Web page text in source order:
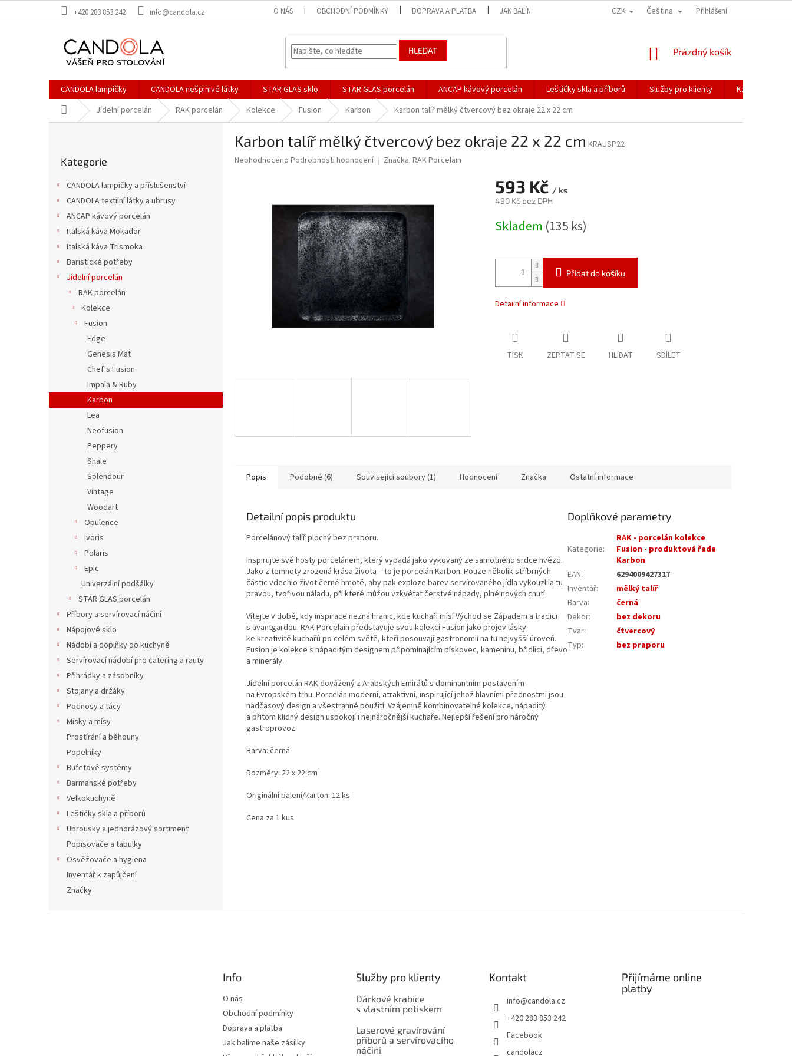
+420 283 853 242 info@candola.cz O NÁS OBCHODNÍ PODMÍNKY DOPRAVA A PLATBA JAK BALÍME NAŠE ZÁSILKY PŘEPRAVA KŘEHKÉHO ZBOŽÍ KORESPONDENČNÍ
CZK Čeština Přihlášení
HLEDAT
NÁKUPNÍ
Prázdný košík
CANDOLA lampičky CANDOLA nešpinivé látky STAR GLAS sklo STAR GLAS porcelán ANCAP kávový porcelán Leštičky skla a příborů Služby pro klienty
Katalogy
Domů Jídelní porcelán RAK porcelán Kolekce Fusion Karbon Karbon talíř mělký čtvercový bez okraje 22 x 22 cm
kategorie
Kategorie
CANDOLA lampičky a příslušenství
CANDOLA textilní látky a ubrusy
ANCAP kávový porcelán
Italská káva Mokador
Italská káva Trismoka
Baristické potřeby
Jídelní porcelán
RAK porcelán
Kolekce
Fusion
Edge
Genesis Mat
Chef's Fusion
Impala & Ruby
Karbon
Lea
Neofusion
Peppery
Shale
Splendour
Vintage
Woodart
Opulence
Ivoris
Polaris
Epic
Univerzální podšálky
STAR GLAS porcelán
Příbory a servírovací náčiní
Nápojové sklo
Nádobí a doplňky do kuchyně
Servírovací nádobí pro catering a rauty
Přihrádky a zásobníky
Stojany a držáky
Podnosy a tácy
Misky a mísy
Prostírání a běhouny
Popelníky
Bufetové systémy
Barmanské potřeby
Velkokuchyně
Leštičky skla a příborů
Ubrousky a jednorázový sortiment
Popisovače a tabulky
Osvěžovače a hygiena
Inventář k zapůjčení
Značky
Karbon talíř mělký čtvercový bez okraje 22 x 22 cm KRAUSP22
Průměrné
Neohodnoceno Podrobnosti hodnocení Značka: RAK Porcelain
593 Kč / ks
490 Kč bez DPH
cena:
Skladem (135 ks)
Přidat do košíku
Detailní informace
TISK ZEPTAT SE HLÍDAT SDÍLET
Popis Podobné (6) Související soubory (1) Hodnocení Značka Ostatní informace
Detailní popis produktu
Porcelánový talíř plochý bez praporu.
Inspirujte své hosty porcelánem, který vypadá jako vykovaný ze samotného srdce hvězd.
Jako z temnoty zrozená krása života – to je porcelán Karbon. Pouze několik stříbrných
částic vdechlo život černé hmotě, aby pak exploze barev servírovaného jídla vykouzlila tu
pravou, tvořivou náladu, při které můžou vzkvétat čerstvé nápady, plné nových chutí.
Vítejte v době, kdy inspirace nezná hranic, kde kuchaři mísí Východ se Západem a tradici
s avantgardou. RAK Porcelain představuje svou kolekci Fusion jako projev lásky
ke kreativitě kuchařů po celém světě, kteří posouvají gastronomii na tu nejvyšší úroveň.
Fusion je kolekce s nápaditým designem připomínajícím pískovec, kameninu, břidlici, dřevo
a minerály.
Jídelní porcelán RAK dovážený z Arabských Emirátů s dominantním postavením
na Evropském trhu. Porcelán moderní, atraktivní, inspirující jehož hlavními přednostmi jsou
nadčasový design a všestranné použití. Vzájemně kombinovatelné kolekce, nápaditý
a přitom klidný design uspokojí i nejnáročnější kuchaře. Nejlepší řešení pro náročný
gastroprovoz.
Barva: černá
Rozměry: 22 x 22 cm
Originální balení/karton: 12 ks
Cena za 1 kus
Doplňkové parametry
Kategorie:
RAK - porcelán kolekce
Fusion - produktová řada
Karbon
EAN:
6294009427317
Inventář:
mělký talíř
Barva:
černá
Dekor:
bez dekoru
Tvar:
čtvercový
Typ: bez praporu
Info
O nás
Obchodní podmínky
Doprava a platba
Jak balíme naše zásilky
Služby pro klienty
Dárkové krabice
s vlastním potiskem
Laserové gravírování
příborů a servírovacího
náčiní
Kontakt
info@candola.cz
+420 283 853 242
Facebook
candolacz
Přijímáme online
platby